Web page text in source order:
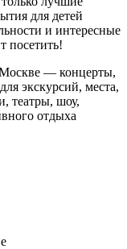
для детей
и интересные
посетить!
— концерты,
экскурсий, места,
театры, шоу,
отдыха